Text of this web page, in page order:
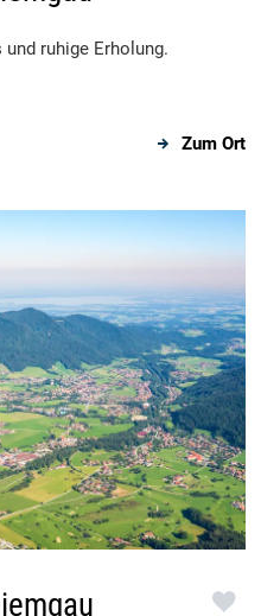
ruhige Erholung.
Zum Ort